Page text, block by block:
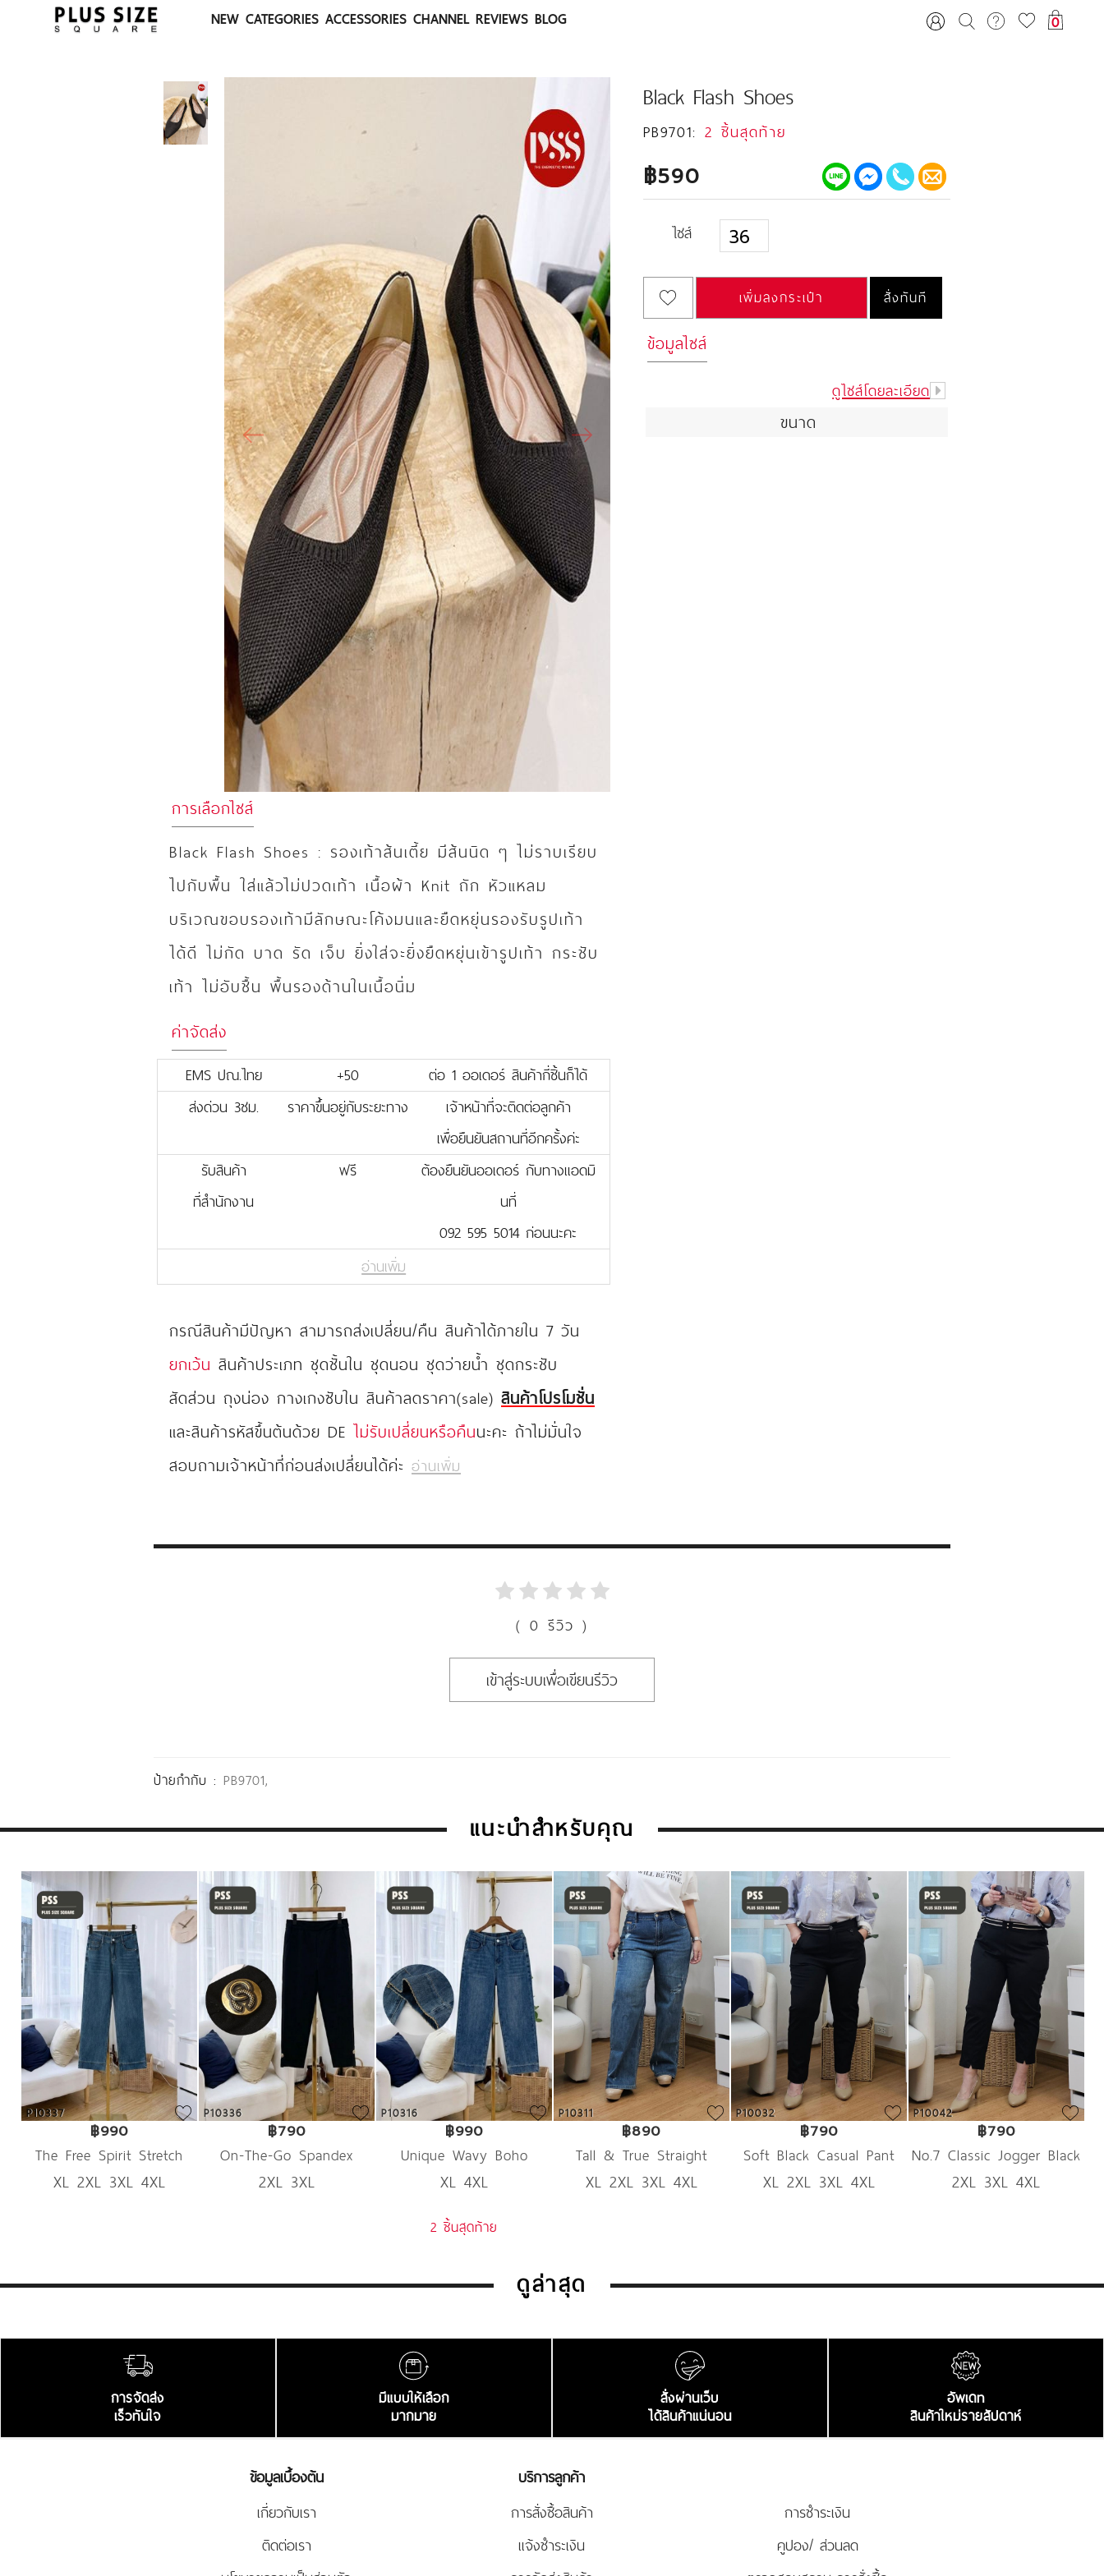
NEW CATEGORIES ACCESSORIES CHANNEL REVIEWS BLOG 0
Black Flash Shoes
PB9701: 2 ชิ้นสุดท้าย
฿590
ไซส์ 36
เพิ่มลงกระเป๋า สั่งทันที
ข้อมูลไซส์
ดูไซส์โดยละเอียด
ขนาด
การเลือกไซส์
Black Flash Shoes : รองเท้าส้นเตี้ย มีส้นนิด ๆ ไม่ราบเรียบ
ไปกับพื้น ใส่แล้วไม่ปวดเท้า เนื้อผ้า Knit ถัก หัวแหลม
บริเวณขอบรองเท้ามีลักษณะโค้งมนและยืดหยุ่นรองรับรูปเท้า
ได้ดี ไม่กัด บาด รัด เจ็บ ยิ่งใส่จะยิ่งยืดหยุ่นเข้ารูปเท้า กระชับ
เท้า ไม่อับชื้น พื้นรองด้านในเนื้อนิ่ม
ค่าจัดส่ง
EMS ปณ.ไทย +50
ต่อ 1 ออเดอร์ สินค้ากี่ชิ้นก็ได้
ส่งด่วน 3ชม.
ราคาขึ้นอยู่กับระยะทาง
เจ้าหน้าที่จะติดต่อลูกค้า
เพื่อยืนยันสถานที่อีกครั้งค่ะ
รับสินค้า
ที่สำนักงาน
ฟรี
ต้องยืนยันออเดอร์ กับทางแอดมิ
นที่
092 595 5014 ก่อนนะคะ
อ่านเพิ่ม
กรณีสินค้ามีปัญหา สามารถส่งเปลี่ยน/คืน สินค้าได้ภายใน 7 วัน
ยกเว้น สินค้าประเภท ชุดชั้นใน ชุดนอน ชุดว่ายน้ำ ชุดกระชับ
สัดส่วน ถุงน่อง กางเกงซับใน สินค้าลดราคา(sale) สินค้าโปรโมชั่น
และสินค้ารหัสขึ้นต้นด้วย DE ไม่รับเปลี่ยนหรือคืนนะคะ ถ้าไม่มั่นใจ
สอบถามเจ้าหน้าที่ก่อนส่งเปลี่ยนได้ค่ะ อ่านเพิ่ม
( 0 รีวิว )
เข้าสู่ระบบเพื่อเขียนรีวิว
ป้ายกำกับ :PB9701,
แนะนำสำหรับคุณ
P10337
฿990
The Free Spirit Stretch
Denim
XL 2XL 3XL 4XL
P10336
฿790
On-The-Go Spandex
Trousers
2XL 3XL
P10316
฿990
Unique Wavy Boho
Denim
XL 4XL
2 ชิ้นสุดท้าย
P10311
฿890
Tall & True Straight
Denim
XL 2XL 3XL 4XL
P10032
฿790
Soft Black Casual Pant
XL 2XL 3XL 4XL
P10042
฿790
No.7 Classic Jogger Black
Pant
2XL 3XL 4XL
ดูล่าสุด
การจัดส่ง
เร็วทันใจ
มีแบบให้เลือก
มากมาย
สั่งผ่านเว็บ
ได้สินค้าแน่นอน
อัพเดท
สินค้าใหม่รายสัปดาห์
ข้อมูลเบื้องต้น
เกี่ยวกับเรา
ติดต่อเรา
บริการลูกค้า
การสั่งซื้อสินค้า
แจ้งชำระเงิน
การชำระเงิน
คูปอง/ ส่วนลด